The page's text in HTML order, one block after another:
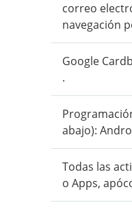
correo
navegación
Google
.
abajo):
Todas las
o Apps,